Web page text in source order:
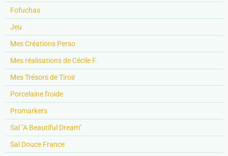
Fofuchas
Jeu
Mes Créations Perso
Mes réalisations de Cécile F.
Mes Trésors de Tiroir
Porcelaine froide
Promarkers
Sal "A Beautiful Dream"
Sal Douce France